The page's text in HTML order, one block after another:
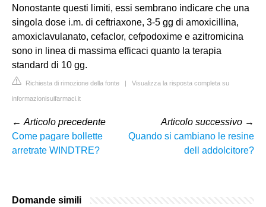
Nonostante questi limiti, essi sembrano indicare che una
singola dose i.m. di ceftriaxone, 3-5 gg di amoxicillina,
amoxiclavulanato, cefaclor, cefpodoxime e azitromicina
sono in linea di massima efficaci quanto la terapia
standard di 10 gg.
Richiesta di rimozione della fonte | Visualizza la risposta completa su
informazionisuifarmaci.it
← Articolo precedente
Come pagare bollette
arretrate WINDTRE?
Articolo successivo →
Quando si cambiano le resine
dell addolcitore?
Domande simili